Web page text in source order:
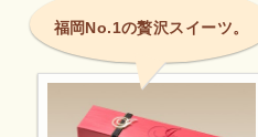
福岡No.1の贅沢スイーツ。